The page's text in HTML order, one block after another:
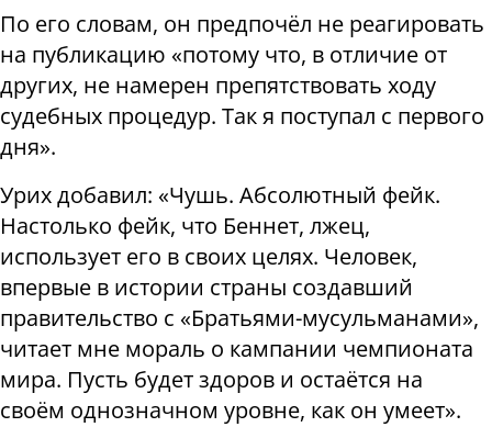
По его словам, он предпочёл не реагировать
на публикацию «потому что, в отличие от
других, не намерен препятствовать ходу
судебных процедур. Так я поступал с первого
дня».
Урих добавил: «Чушь. Абсолютный фейк.
Настолько фейк, что Беннет, лжец,
использует его в своих целях. Человек,
впервые в истории страны создавший
правительство с «Братьями-мусульманами»,
читает мне мораль о кампании чемпионата
мира. Пусть будет здоров и остаётся на
своём однозначном уровне, как он умеет».